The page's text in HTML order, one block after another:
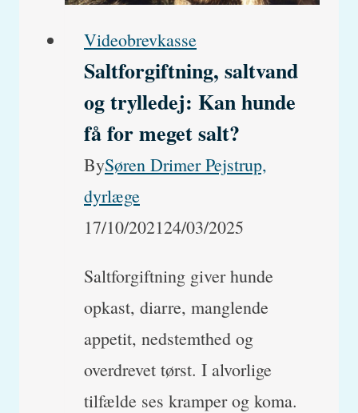
katte?
Videobrevkasse
Saltforgiftning, saltvand
og trylledej: Kan hunde
få for meget salt?
BySøren Drimer Pejstrup,
dyrlæge
17/10/202124/03/2025
Saltforgiftning giver hunde
opkast, diarre, manglende
appetit, nedstemthed og
overdrevet tørst. I alvorlige
tilfælde ses kramper og koma.